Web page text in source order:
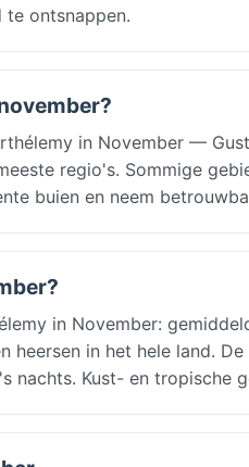
te ontsnappen.
in November —
regio's. Sommige
buien en neem
in November:
heersen in het hele land.
Kust- en tropische